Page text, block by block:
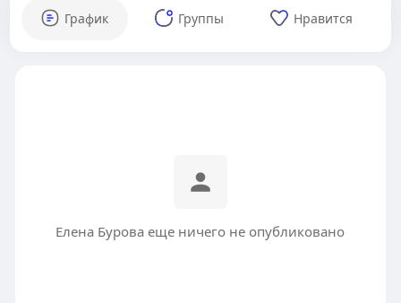
График Группы Нравится
Елена Бурова еще ничего не опубликовано